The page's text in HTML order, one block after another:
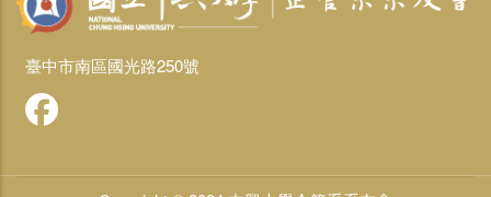
臺中市南區國光路250號